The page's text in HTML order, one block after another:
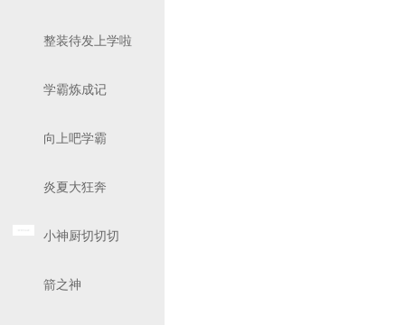
整装待发上学啦
学霸炼成记
向上吧学霸
炎夏大狂奔
小神厨切切切
箭之神